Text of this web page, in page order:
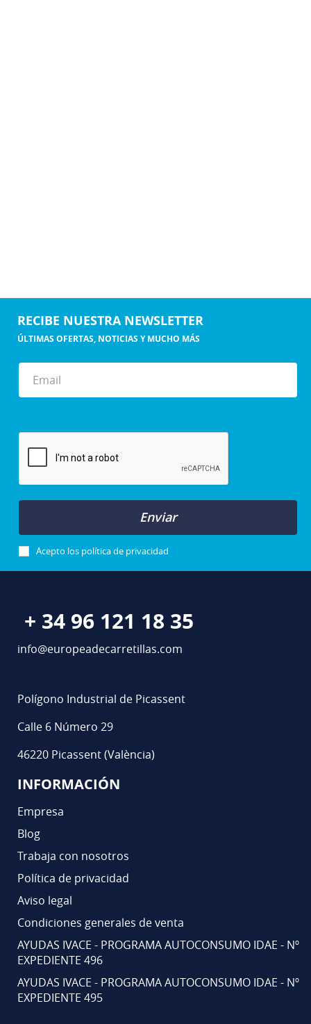
RECIBE NUESTRA NEWSLETTER
ÚLTIMAS OFERTAS, NOTICIAS Y MUCHO MÁS
Enviar
Acepto los política de privacidad
+ 34 96 121 18 35
info@europeadecarretillas.com
Polígono Industrial de Picassent
Calle 6 Número 29
46220 Picassent (València)
INFORMACIÓN
Empresa
Blog
Trabaja con nosotros
Política de privacidad
Aviso legal
Condiciones generales de venta
AYUDAS IVACE - PROGRAMA AUTOCONSUMO IDAE - Nº
EXPEDIENTE 496
AYUDAS IVACE - PROGRAMA AUTOCONSUMO IDAE - Nº
EXPEDIENTE 495